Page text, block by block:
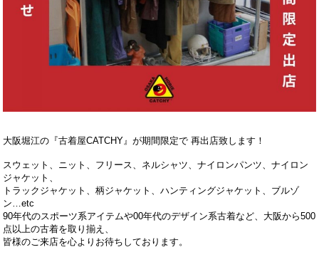
大阪堀江の『古着屋CATCHY』が期間限定で 再出店致します！
スウェット、ニット、フリース、ネルシャツ、ナイロンパンツ、ナイロン
ジャケット、
トラックジャケット、柄ジャケット、ハンティングジャケット、ブルゾ
ン…etc
90年代のスポーツ系アイテムや00年代のデザイン系古着など、大阪から500
点以上の古着を取り揃え、
皆様のご来店を心よりお待ちしております。